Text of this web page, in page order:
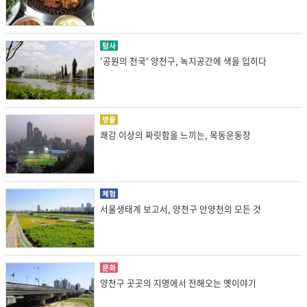
탐사
'공원의 천국' 양천구, 녹지공간에 색을 입히다
명물
쾌감 이상의 짜릿함을 느끼는, 목동운동장
체험
서울생태계 보고서, 양천구 안양천의 모든 것
문화
양천구 곳곳의 지명에서 전해오는 옛이야기